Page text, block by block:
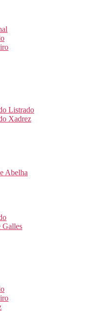
Listrado
Xadrez
Abelha
Galles